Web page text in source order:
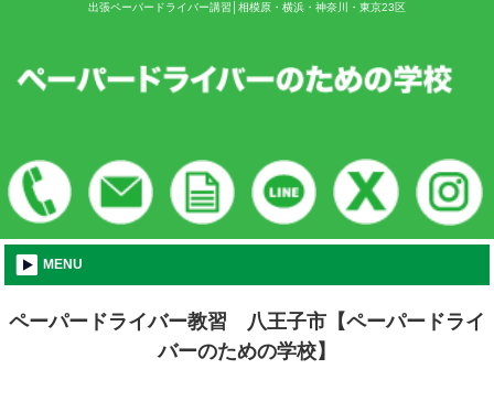
出張ペーパードライバー講習│相模原・横浜・神奈川・東京23区
MENU
ペーパードライバー教習 八王子市【ペーパードライ
バーのための学校】